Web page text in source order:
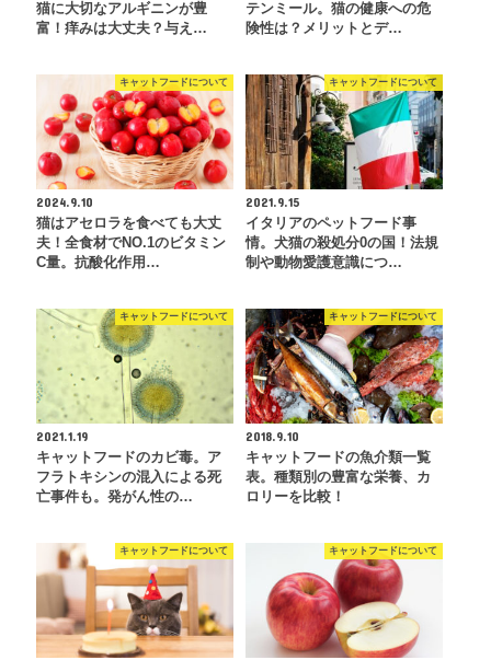
猫に大切なアルギニンが豊
富！痒みは大丈夫？与え…
テンミール。猫の健康への危
険性は？メリットとデ…
キャットフードについて
2024.9.10
猫はアセロラを食べても大丈
夫！全食材でNO.1のビタミン
C量。抗酸化作用…
キャットフードについて
2021.9.15
イタリアのペットフード事
情。犬猫の殺処分0の国！法規
制や動物愛護意識につ…
キャットフードについて
2021.1.19
キャットフードのカビ毒。ア
フラトキシンの混入による死
亡事件も。発がん性の…
キャットフードについて
2018.9.10
キャットフードの魚介類一覧
表。種類別の豊富な栄養、カ
ロリーを比較！
キャットフードについて キャットフードについて